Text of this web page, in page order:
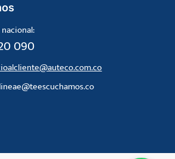
090
lineae@teescuchamos.co